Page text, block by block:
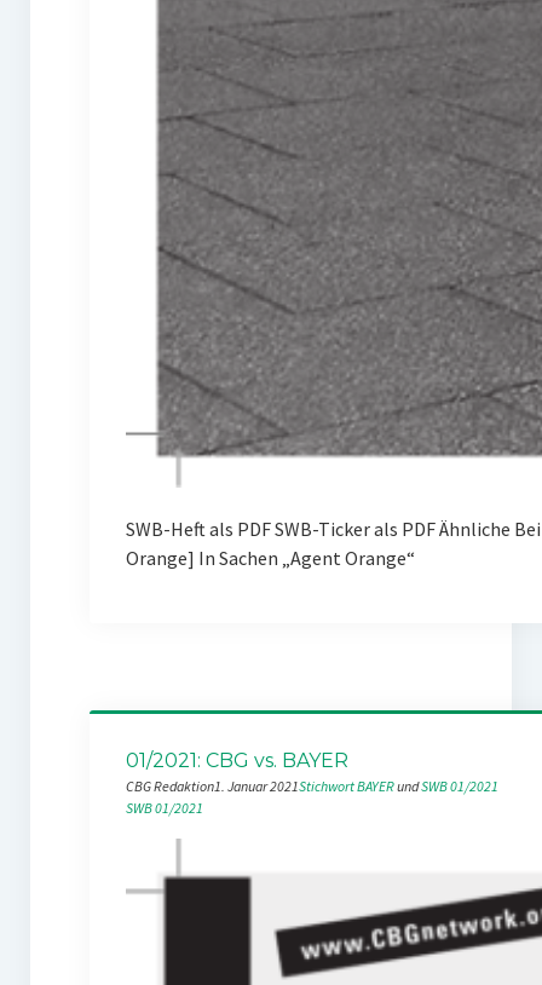
SWB-Heft als PDF SWB-Ticker als PDF Ähnliche
Orange] In Sachen „Agent Orange“
01/2021: CBG vs. BAYER
CBG Redaktion1. Januar 2021Stichwort BAYER und SWB 01/2021
SWB 01/2021